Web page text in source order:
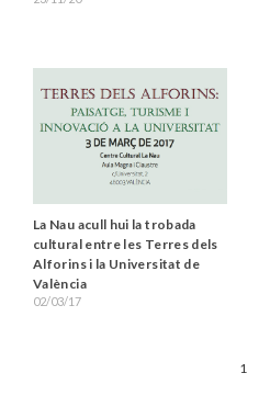
La Nau acull hui la trobada
cultural entre les Terres dels
Alforins i la Universitat de
València
02/03/17
1